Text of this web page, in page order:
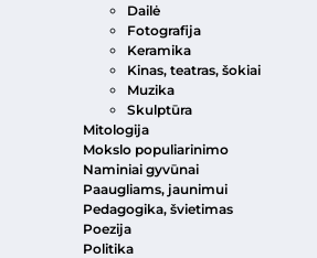
Dailė
Fotografija
Keramika
Kinas, teatras, šokiai
Muzika
Skulptūra
Mitologija
Mokslo populiarinimo
Naminiai gyvūnai
Paaugliams, jaunimui
Pedagogika, švietimas
Poezija
Politika